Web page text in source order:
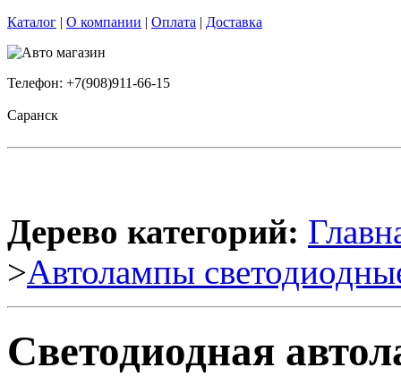
Каталог | О компании | Оплата | Доставка
Телефон: +7(908)911-66-15
Саранск
Дерево категорий:
>Автолампы
Светодиодная